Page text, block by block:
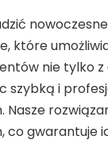
które
nie tylko z
szybką i
Nasze
gwarantuje